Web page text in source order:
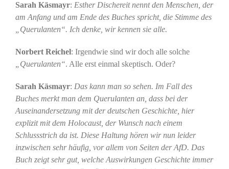
Sarah Käsmayr: Esther Dischereit nennt den Menschen, der
am Anfang und am Ende des Buches spricht, die Stimme des
„Querulanten“. Ich denke, wir kennen sie alle.
Norbert Reichel: Irgendwie sind wir doch alle solche
„Querulanten“. Alle erst einmal skeptisch. Oder?
Sarah Käsmayr: Das kann man so sehen. Im Fall des
Buches merkt man dem Querulanten an, dass bei der
Auseinandersetzung mit der deutschen Geschichte, hier
explizit mit dem Holocaust, der Wunsch nach einem
Schlussstrich da ist. Diese Haltung hören wir nun leider
inzwischen sehr häufig, vor allem von Seiten der AfD. Das
Buch zeigt sehr gut, welche Auswirkungen Geschichte immer